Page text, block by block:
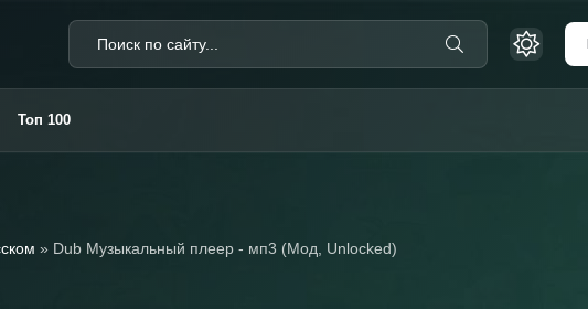
Топ 100
» Dub Музыкальный плеер - мп3 (Мод, Unlocked)